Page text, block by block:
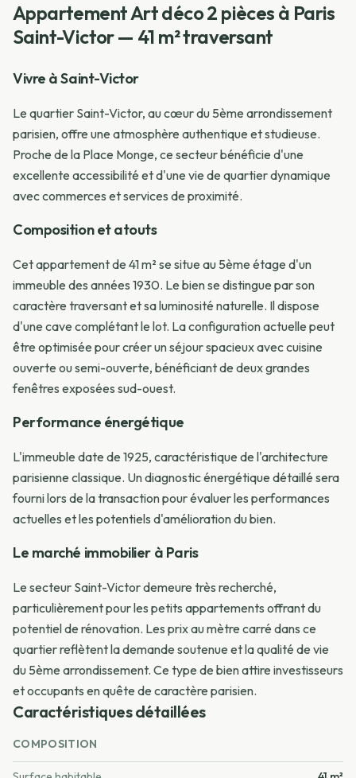
Appartement Art déco 2 pièces à Paris
Saint-Victor — 41 m² traversant
Vivre à Saint-Victor
Le quartier Saint-Victor, au cœur du 5ème arrondissement
parisien, offre une atmosphère authentique et studieuse.
Proche de la Place Monge, ce secteur bénéficie d'une
excellente accessibilité et d'une vie de quartier dynamique
avec commerces et services de proximité.
Composition et atouts
Cet appartement de 41 m² se situe au 5ème étage d'un
immeuble des années 1930. Le bien se distingue par son
caractère traversant et sa luminosité naturelle. Il dispose
d'une cave complétant le lot. La configuration actuelle peut
être optimisée pour créer un séjour spacieux avec cuisine
ouverte ou semi-ouverte, bénéficiant de deux grandes
fenêtres exposées sud-ouest.
Performance énergétique
L'immeuble date de 1925, caractéristique de l'architecture
parisienne classique. Un diagnostic énergétique détaillé sera
fourni lors de la transaction pour évaluer les performances
actuelles et les potentiels d'amélioration du bien.
Le marché immobilier à Paris
Le secteur Saint-Victor demeure très recherché,
particulièrement pour les petits appartements offrant du
potentiel de rénovation. Les prix au mètre carré dans ce
quartier reflètent la demande soutenue et la qualité de vie
du 5ème arrondissement. Ce type de bien attire investisseurs
et occupants en quête de caractère parisien.
Caractéristiques détaillées
COMPOSITION